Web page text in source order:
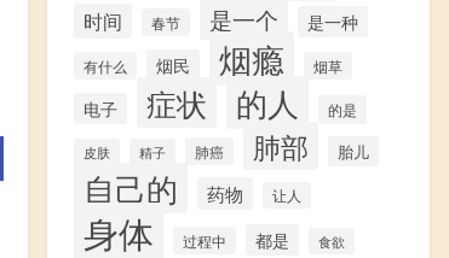
时间 春节 是一个 是一种
有什么 烟民 烟瘾 烟草
电子 症状 的人 的是
皮肤 精子 肺癌 肺部 胎儿
自己的 药物 让人
身体 过程中 都是 食欲